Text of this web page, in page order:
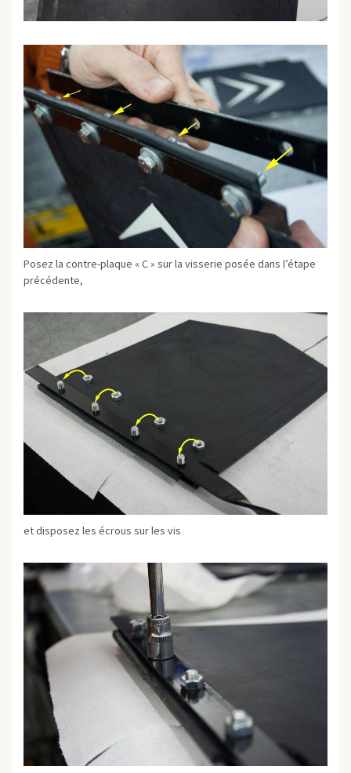
Posez la contre-plaque « C » sur la visserie posée dans l’étape
précédente,
et disposez les écrous sur les vis